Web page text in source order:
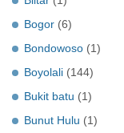
Bogor (6)
Bondowoso (1)
Boyolali (144)
Bukit batu (1)
Bunut Hulu (1)